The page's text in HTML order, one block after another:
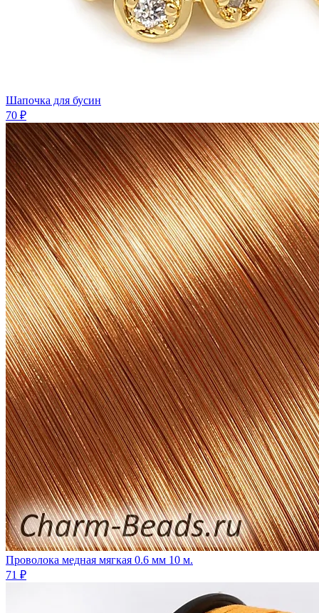
Шaпочка для бусин
70 ₽
Проволока медная мягкая 0.6 мм 10 м.
71 ₽